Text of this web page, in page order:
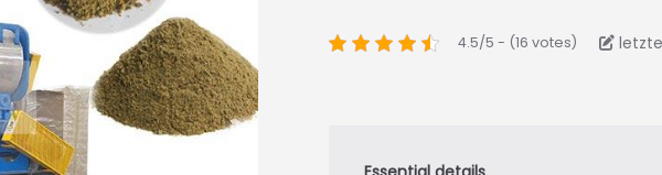
4.5/5 - (16 votes)